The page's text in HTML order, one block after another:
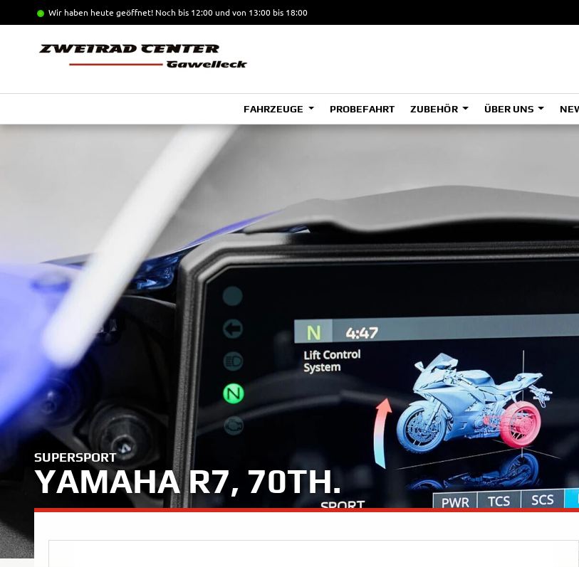
Wir haben heute geöffnet! Noch bis 12:00 und von 13:00 bis 18:00
FAHRZEUGE
ADVENTURE
SPORT HERITAGE
SPORT TOURING
SUPERSPORT A2
PROBEFAHRT ZUBEHÖR ÜBER UNS
SUPERSPORT
YAMAHA R7, 70TH.